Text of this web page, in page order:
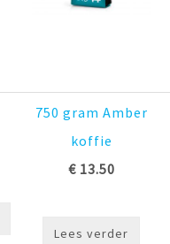
750 gram Amber
koffie
€ 13.50
Lees verder